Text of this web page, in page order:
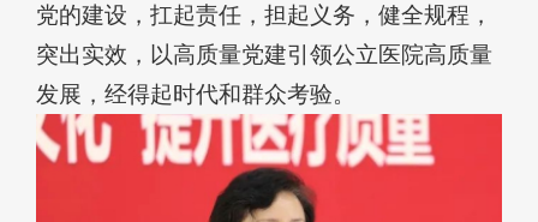
党的建设，扛起责任，担起义务，健全规程，
突出实效，以高质量党建引领公立医院高质量
发展，经得起时代和群众考验。